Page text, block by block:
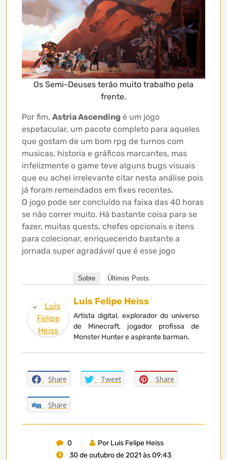
Os Semi-Deuses terão muito trabalho pela
frente.
Por fim, Astria Ascending é um jogo
espetacular, um pacote completo para aqueles
que gostam de um bom rpg de turnos com
musicas, historia e gráficos marcantes, mas
infelizmente o game teve alguns bugs visuais
que eu achei irrelevante citar nesta análise pois
já foram remendados em fixes recentes.
O jogo pode ser concluído na faixa das 40 horas
se não correr muito. Há bastante coisa para se
fazer, muitas quests, chefes opcionais e itens
para colecionar, enriquecendo bastante a
jornada super agradável que é esse jogo
Sobre Últimos Posts
Luis Felipe Heiss
Artista digital, explorador do universo
de Minecraft, jogador profissa de
Monster Hunter e aspirante barman.
Share Tweet Share
Share
0
Por Luis Felipe Heiss
30 de outubro de 2021 às 09:43